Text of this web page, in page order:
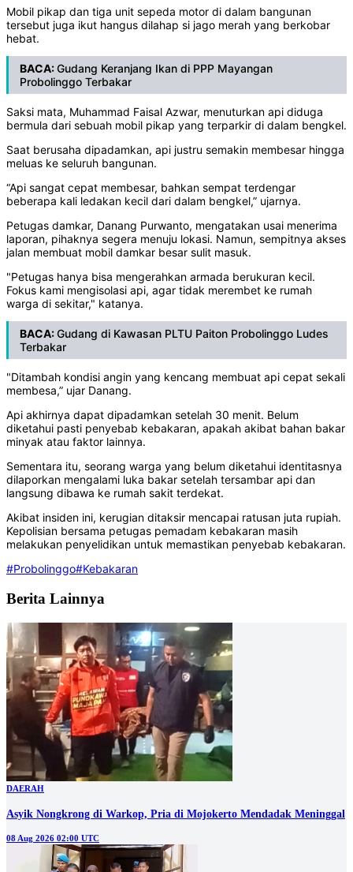
‎‎Mobil pikap dan tiga unit sepeda motor di dalam bangunan
tersebut juga ikut hangus dilahap si jago merah yang berkobar
hebat.
BACA:Gudang Keranjang Ikan di PPP Mayangan
Probolinggo Terbakar​
‎‎Saksi mata, Muhammad Faisal Azwar, menuturkan api diduga
bermula dari sebuah mobil pikap yang terparkir di dalam bengkel.‎
‎Saat berusaha dipadamkan, api justru semakin membesar hingga
meluas ke seluruh bangunan.
‎‎“Api sangat cepat membesar, bahkan sempat terdengar
beberapa kali ledakan kecil dari dalam bengkel,” ujarnya.
‎‎Petugas damkar, Danang Purwanto, mengatakan usai menerima
laporan, pihaknya segera menuju lokasi. Namun, sempitnya akses
jalan membuat mobil damkar besar sulit masuk.
‎‎"Petugas hanya bisa mengerahkan armada berukuran kecil.
Fokus kami mengisolasi api, agar tidak merembet ke rumah
warga di sekitar," katanya.
BACA:Gudang di Kawasan PLTU Paiton Probolinggo Ludes
Terbakar​
‎‎"Ditambah kondisi angin yang kencang membuat api cepat sekali
membesa,” ujar Danang.
‎‎Api akhirnya dapat dipadamkan setelah 30 menit. Belum
diketahui pasti penyebab kebakaran, apakah akibat bahan bakar
minyak atau faktor lainnya.‎
‎Sementara itu, seorang warga yang belum diketahui identitasnya
dilaporkan mengalami luka bakar setelah tersambar api dan
langsung dibawa ke rumah sakit terdekat.
‎‎Akibat insiden ini, kerugian ditaksir mencapai ratusan juta rupiah.
Kepolisian bersama petugas pemadam kebakaran masih
melakukan penyelidikan untuk memastikan penyebab kebakaran.‎‎
#Probolinggo#Kebakaran
Berita Lainnya
DAERAH
Asyik Nongkrong di Warkop, Pria di Mojokerto Mendadak Meninggal
08 Aug 2026 02:00 UTC